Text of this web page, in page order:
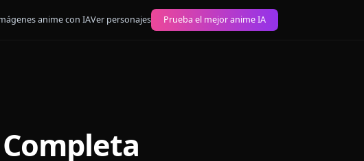
BlogsCrear imágenes anime con IA Ver personajes Prueba el mejor anime IA